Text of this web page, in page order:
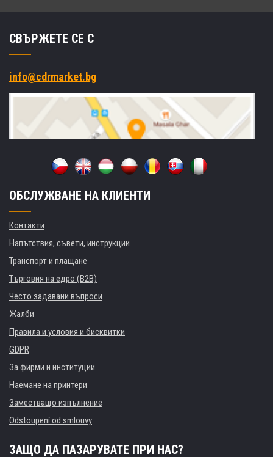
СВЪРЖЕТЕ СЕ С
info@cdrmarket.bg
ОБСЛУЖВАНЕ НА КЛИЕНТИ
Контакти
Напътствия, съвети, инструкции
Транспорт и плащане
Търговия на едро (B2B)
Често задавани въпроси
Жалби
Правила и условия и бисквитки
GDPR
За фирми и институции
Наемане на принтери
Заместващо изпълнение
Odstoupení od smlouvy
ЗАЩО ДА ПАЗАРУВАТЕ ПРИ НАС?